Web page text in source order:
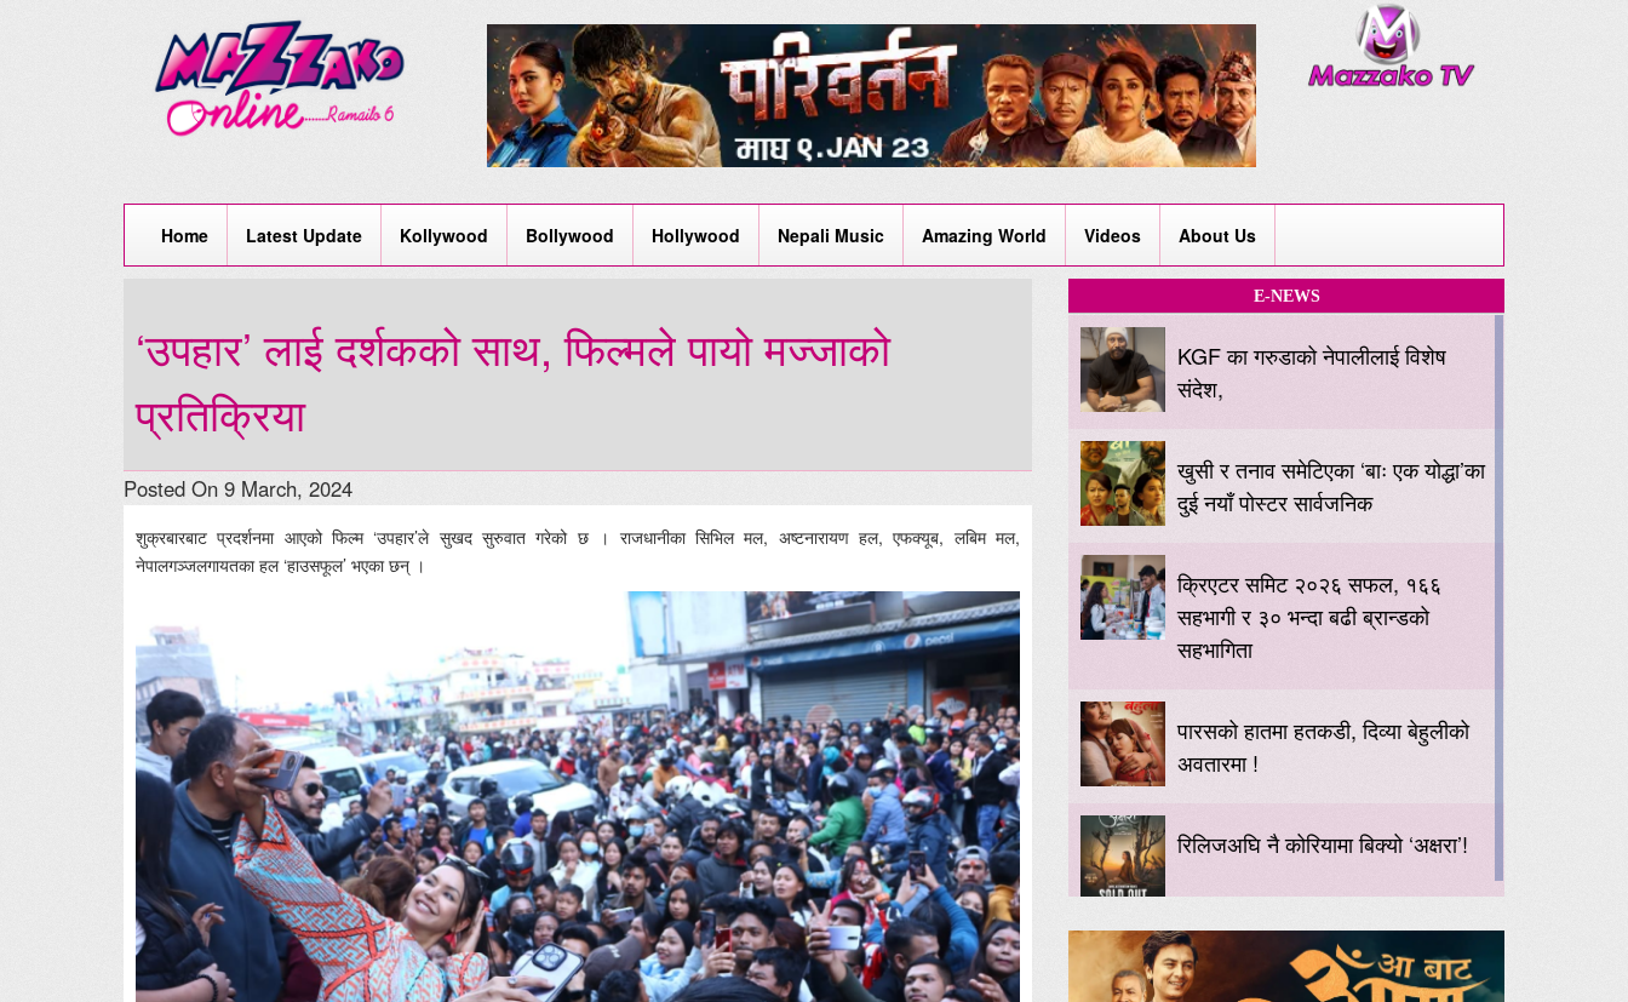
Home Latest Update Kollywood Bollywood Hollywood Nepali Music Amazing World Videos About Us
‘उपहार’ लाई दर्शकको साथ, फिल्मले पायो मज्जाको
प्रतिक्रिया
Posted On 9 March, 2024
शुक्रबारबाट प्रदर्शनमा आएको फिल्म ‘उपहार’ले सुखद सुरुवात गरेको छ । राजधानीका सिभिल मल, अष्टनारायण हल, एफक्यूब, लबिम मल,
नेपालगञ्जलगायतका हल ‘हाउसफूल’ भएका छन् ।
E-NEWS
KGF का गरुडाको नेपालीलाई विशेष
संदेश,
खुसी र तनाव समेटिएका ‘बाः एक योद्धा’का
दुई नयाँ पोस्टर सार्वजनिक
क्रिएटर समिट २०२६ सफल, १६६
सहभागी र ३० भन्दा बढी ब्रान्डको
सहभागिता
पारसको हातमा हतकडी, दिव्या बेहुलीको
अवतारमा !
रिलिजअघि नै कोरियामा बिक्यो ‘अक्षरा’!